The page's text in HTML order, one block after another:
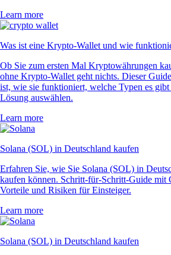
Learn more
Was ist eine Krypto-Wallet und wie
Ob Sie zum ersten Mal Kryptowährungen
ohne Krypto-Wallet geht nichts. Dieser
ist, wie sie funktioniert, welche Typen es
Lösung auswählen.
Learn more
Solana (SOL) in Deutschland kaufen
Erfahren Sie, wie Sie Solana (SOL) in
kaufen können. Schritt-für-Schritt-Guide mit
Vorteile und Risiken für Einsteiger.
Learn more
Solana (SOL) in Deutschland kaufen